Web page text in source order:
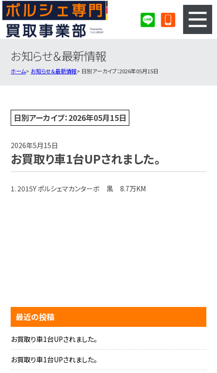
3ステップのカンタン査定
ポルシェ買取実績 会社概要・店舗紹介・MAP
お知らせ＆最新情報
ホーム お知らせ＆最新情報 日別アーカイブ：2026年05月15日
日別アーカイブ：2026年05月15日
2026年5月15日
お買取り車1台UPされました。
1. 2015Y ポルシェマカンターボ 黒 8.7万KM
最近の投稿
お買取り車1台UPされました。
お買取り車1台UPされました。